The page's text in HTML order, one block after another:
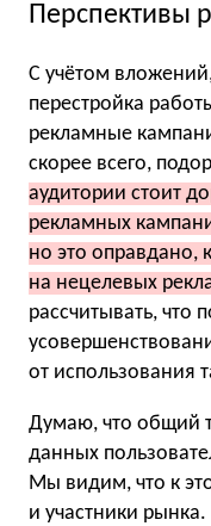
Перспективы
С учётом
перестройка
рекламные
скорее всего,
аудитории стоит
рекламных
но это оправдано,
на нецелевых
рассчитывать, что
от использования
Думаю, что общий
данных
Мы видим, что к
и участники